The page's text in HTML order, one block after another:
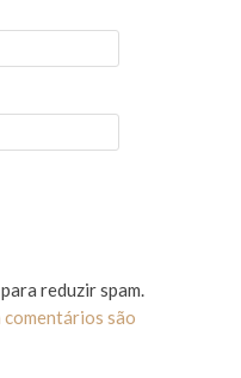
reduzir spam.
comentários são